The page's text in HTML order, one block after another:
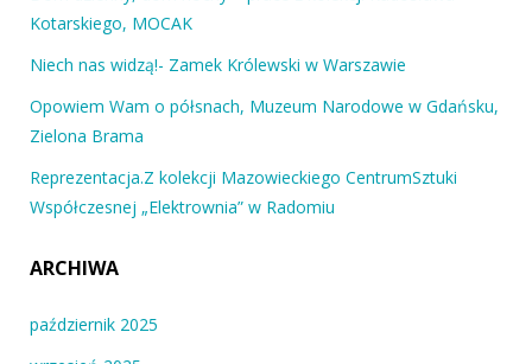
Kotarskiego, MOCAK
Niech nas widzą!- Zamek Królewski w Warszawie
Opowiem Wam o półsnach, Muzeum Narodowe w Gdańsku,
Zielona Brama
Reprezentacja.Z kolekcji Mazowieckiego CentrumSztuki
Współczesnej „Elektrownia” w Radomiu
ARCHIWA
październik 2025